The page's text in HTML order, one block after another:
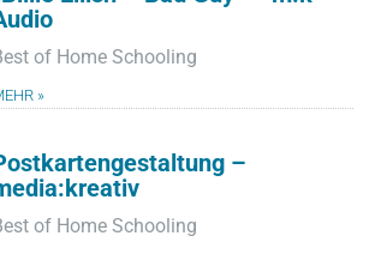
of Home Schooling
»
–
of Home Schooling